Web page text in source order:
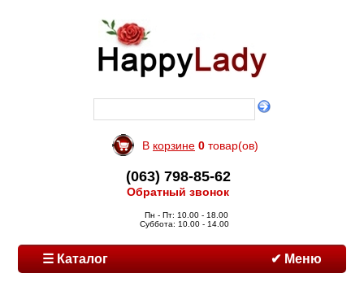
В корзине 0 товар(ов)
(063) 798-85-62
Обратный звонок
Пн - Пт: 10.00 - 18.00
Суббота: 10.00 - 14.00
☰ Каталог ✔ Меню